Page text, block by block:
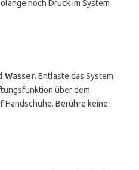
noch Druck im System
Wasser. Entlaste das System
über dem
Handschuhe. Berühre keine